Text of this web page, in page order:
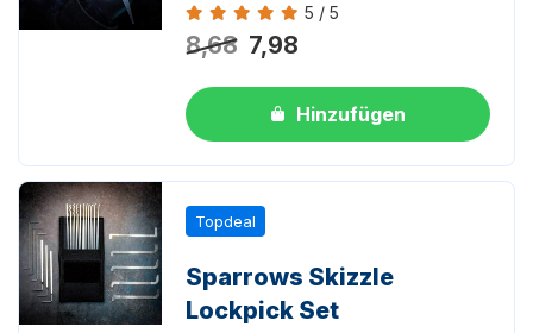
Bewertung 5 von 5
5 / 5
8,68 7,98
Hinzufügen
Topdeal
Sparrows Skizzle
Lockpick Set